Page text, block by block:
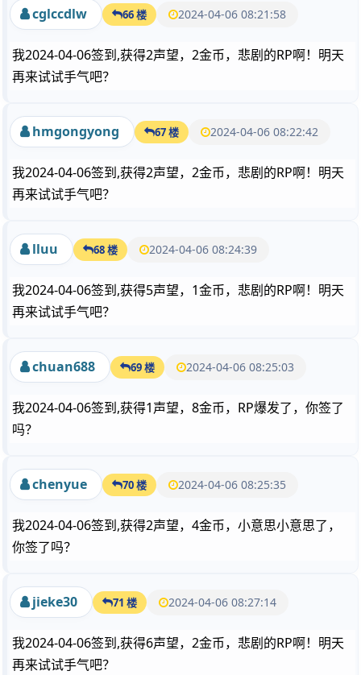
cglccdlw 66 楼 2024-04-06 08:21:58
我2024-04-06签到,获得2声望，2金币，悲剧的RP啊！明天
再来试试手气吧？
hmgongyong 67 楼 2024-04-06 08:22:42
我2024-04-06签到,获得2声望，2金币，悲剧的RP啊！明天
再来试试手气吧？
lluu 68 楼 2024-04-06 08:24:39
我2024-04-06签到,获得5声望，1金币，悲剧的RP啊！明天
再来试试手气吧？
chuan688 69 楼 2024-04-06 08:25:03
我2024-04-06签到,获得1声望，8金币，RP爆发了，你签了
吗？
chenyue 70 楼 2024-04-06 08:25:35
我2024-04-06签到,获得2声望，4金币，小意思小意思了，
你签了吗？
jieke30 71 楼 2024-04-06 08:27:14
我2024-04-06签到,获得6声望，2金币，悲剧的RP啊！明天
再来试试手气吧？